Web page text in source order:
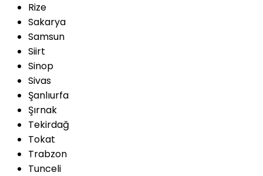
Rize
Sakarya
Samsun
Siirt
Sinop
Sivas
Şanlıurfa
Şırnak
Tekirdağ
Tokat
Trabzon
Tunceli